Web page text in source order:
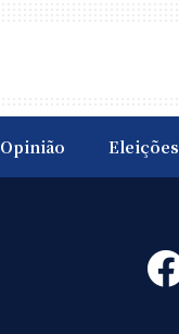
Opinião Eleições